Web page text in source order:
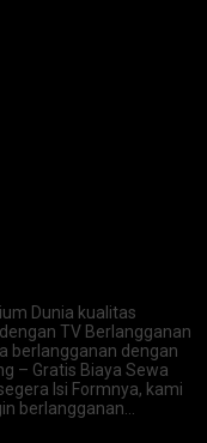
Dunia kualitas
TV Berlangganan
berlangganan dengan
– Gratis Biaya Sewa
Isi Formnya, kami
berlangganan…